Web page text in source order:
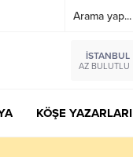
İSTANBUL
AZ BULUTLU
KÖŞE YAZARLARI